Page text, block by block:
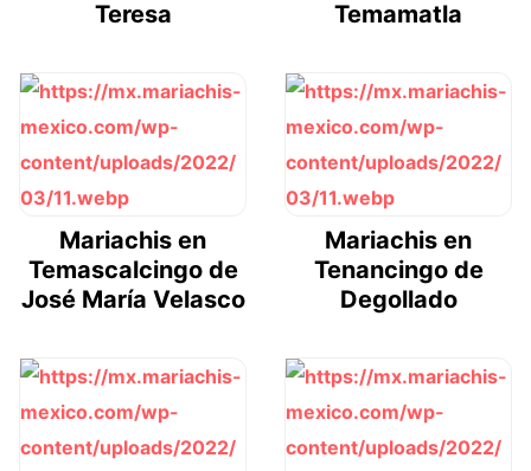
Teresa
Temamatla
Mariachis en
Temascalcingo de
José María Velasco
Mariachis en
Tenancingo de
Degollado